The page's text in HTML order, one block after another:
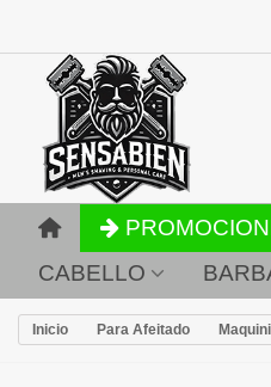
CABELLO
Inicio Para Afeitado